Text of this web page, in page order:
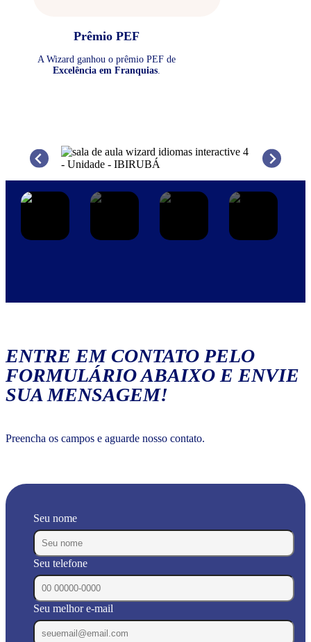
Prêmio PEF
A Wizard ganhou o prêmio PEF de
Excelência em Franquias.
ENTRE EM CONTATO PELO
FORMULÁRIO ABAIXO E ENVIE
SUA MENSAGEM!
Preencha os campos e aguarde nosso contato.
Seu nome
Seu telefone
Seu melhor e-mail